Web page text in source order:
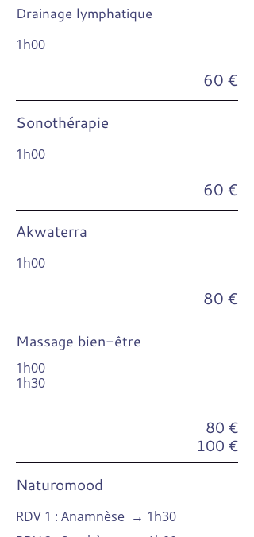
Drainage lymphatique
1h00
60 €
Sonothérapie
1h00
60 €
Akwaterra
1h00
80 €
Massage bien-être
1h00
1h30
80 €
100 €
Naturomood
RDV 1 : Anamnèse → 1h30